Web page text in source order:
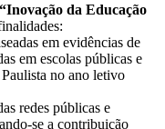
“Inovação da Educação
em evidências de
em escolas públicas e
no ano letivo
redes públicas e
se a contribuição